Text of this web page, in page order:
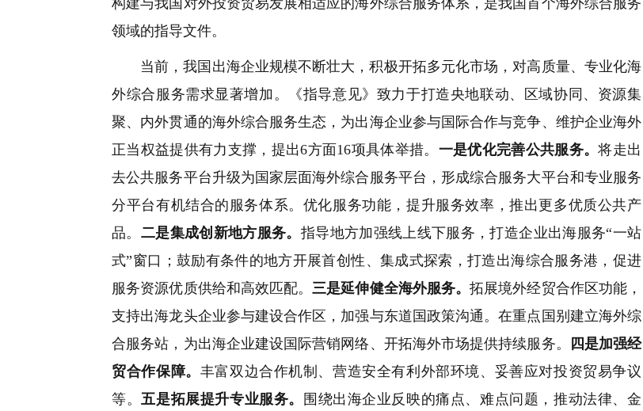
领域的指导文件。
当前，我国出海企业规模不断壮大，积极开拓多元化市场，对高质量、专业化海
外综合服务需求显著增加。《指导意见》致力于打造央地联动、区域协同、资源集
聚、内外贯通的海外综合服务生态，为出海企业参与国际合作与竞争、维护企业海外
正当权益提供有力支撑，提出6方面16项具体举措。 一是优化完善公共服务。将走出
去公共服务平台升级为国家层面海外综合服务平台，形成综合服务大平台和专业服务
分平台有机结合的服务体系。优化服务功能，提升服务效率，推出更多优质公共产
品。 二是集成创新地方服务。 指导地方加强线上线下服务，打造企业出海服务“一站
式”窗口；鼓励有条件的地方开展首创性、集成式探索，打造出海综合服务港，促进
服务资源优质供给和高效匹配。 三是延伸健全海外服务。拓展境外经贸合作区功能，
支持出海龙头企业参与建设合作区，加强与东道国政策沟通。在重点国别建立海外综
合服务站，为出海企业建设国际营销网络、开拓海外市场提供持续服务。
四是加强经
贸合作保障。 丰富双边合作机制、营造安全有利外部环境、妥善应对投资贸易争议
等。 五是拓展提升专业服务。
围绕出海企业反映的痛点、难点问题，推动法律、金